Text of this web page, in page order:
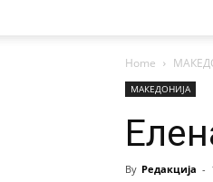
Home
МАКЕДОНИЈА
By Редакција -